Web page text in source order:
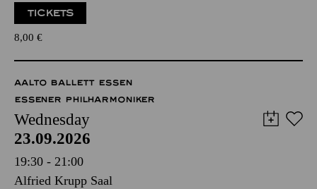
TICKETS
8,00 €
AALTO BALLETT ESSEN
ESSENER PHILHARMONIKER
Wednesday
23.09.2026
19:30 - 21:00
Alfried Krupp Saal